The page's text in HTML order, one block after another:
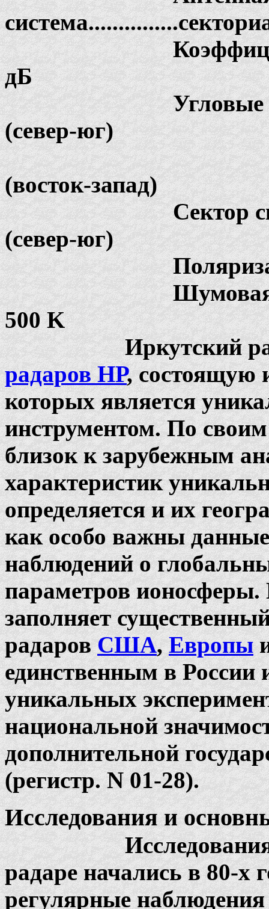
Коэффициент
дБ
Угловые
(север-юг)
10
(восток-запад)
Сектор
(север-юг)
Шумовая
500 K
Иркутский
радаров НР, состоящую
которых является
инструментом. По
близок к зарубежным
характеристик
определяется и их
как особо важны
наблюдений о
параметров
заполняет
радаровСША,Европы
единственным в
уникальных
национальной
дополнительной
(регистр. N 01-28).
Исследования и
Исследования
радаре начались в 80-х
регулярные